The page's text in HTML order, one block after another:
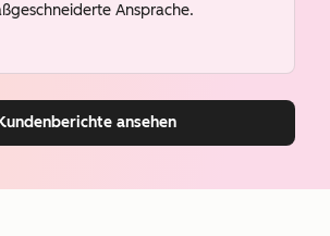
Ansprache.
ansehen